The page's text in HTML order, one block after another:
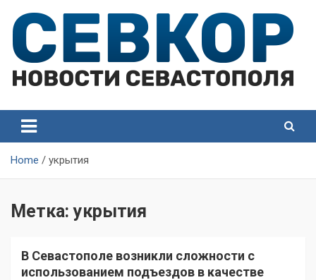
content
Севастополя
Севастополя
Home укрытия
Метка:укрытия
В Севастополе возникли сложности с
использованием подъездов в качестве